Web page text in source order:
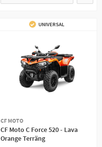
UNIVERSAL
CF MOTO
CF Moto C Force 520 - Lava
Orange Terräng